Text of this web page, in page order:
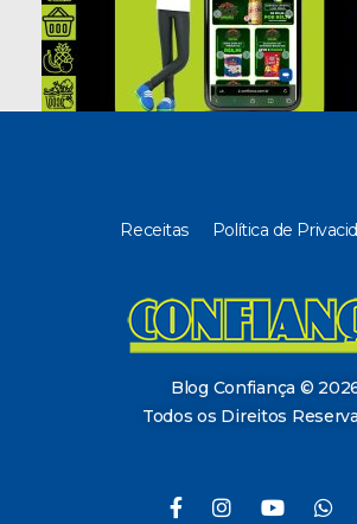
Blog Confiança Blog Confiança © 2026
Todos os Direitos